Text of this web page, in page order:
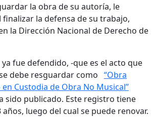
la obra de su autoría, le
la defensa de su trabajo,
la Dirección Nacional de Derecho de
fue defendido, -que es el acto que
debe resguardar como “Obra
Custodia de Obra No Musical”
sido publicado. Este registro tiene
años, luego del cual se puede renovar.